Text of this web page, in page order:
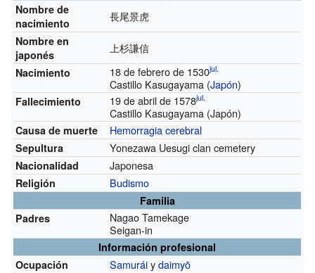
Nombre de
nacimiento
長尾景虎
Nombre en
japonés
上杉謙信
Nacimiento 18 de febrero de 1530jul.
Castillo Kasugayama (Japón)
Fallecimiento 19 de abril de 1578jul.
Castillo Kasugayama (Japón)
Causa de muerte Hemorragia cerebral
Sepultura Yonezawa Uesugi clan cemetery
Nacionalidad Japonesa
Religión Budismo
Familia
Padres
Nagao Tamekage
Seigan-in
Información profesional
Ocupación
Samuráiydaimyō